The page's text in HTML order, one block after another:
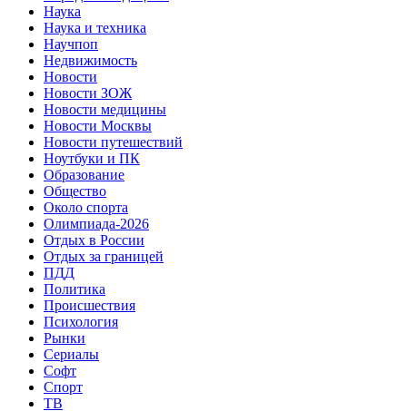
Наука
Наука и техника
Научпоп
Недвижимость
Новости
Новости ЗОЖ
Новости медицины
Новости Москвы
Новости путешествий
Ноутбуки и ПК
Образование
Общество
Около спорта
Олимпиада-2026
Отдых в России
Отдых за границей
ПДД
Политика
Происшествия
Психология
Рынки
Сериалы
Софт
Спорт
ТВ